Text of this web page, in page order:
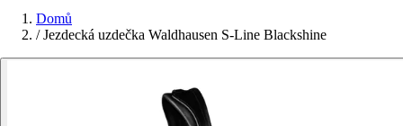
Domů
/ Jezdecká uzdečka Waldhausen S-Line Blackshine